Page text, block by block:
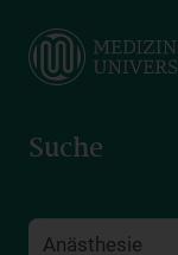
main
Suche